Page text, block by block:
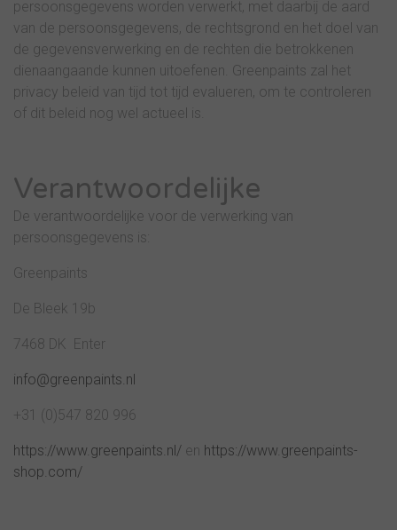
persoonsgegevens worden verwerkt, met daarbij de aard
van de persoonsgegevens, de rechtsgrond en het doel van
de gegevensverwerking en de rechten die betrokkenen
dienaangaande kunnen uitoefenen. Greenpaints zal het
privacy beleid van tijd tot tijd evalueren, om te controleren
of dit beleid nog wel actueel is.
Verantwoordelijke
De verantwoordelijke voor de verwerking van
persoonsgegevens is:
Greenpaints
De Bleek 19b
7468 DK Enter
info@greenpaints.nl
+31 (0)547 820 996
https://www.greenpaints.nl/ en https://www.greenpaints-
shop.com/